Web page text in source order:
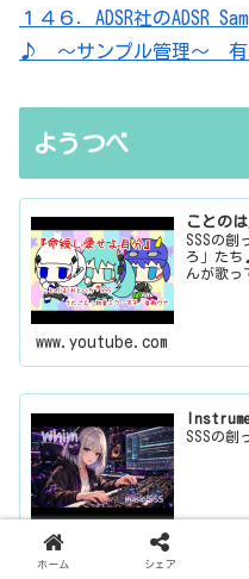
１４６．ADSR社のADSR
♪ ～サンプル管理～ 有
ようつべ
ことの
SSSの創
ろ」たち
んが歌っ
www.youtube.com
SSSの創
www.youtube.com
ホーム シェア